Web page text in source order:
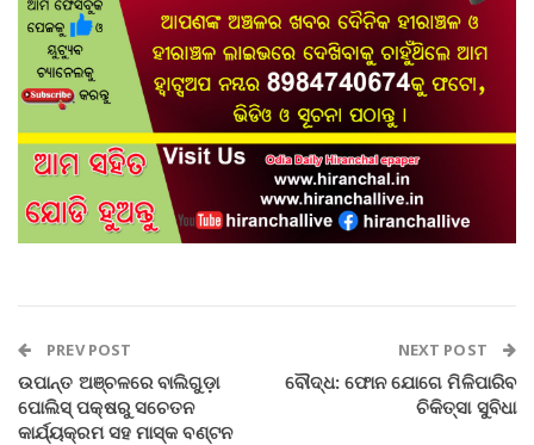
PREV POST
ଉପାନ୍ତ ଅଞ୍ଚଳରେ ବାଲିଗୁଡ଼ା
ପୋଲିସ୍ ପକ୍ଷରୁ ସଚେତନ
କାର୍ଯ୍ୟକ୍ରମ ସହ ମାସ୍କ ବଣ୍ଟନ
NEXT POST
ବୌଦ୍ଧ: ଫୋନ ଯୋଗେ ମିଳିପାରିବ
ଚିକିତ୍ସା ସୁବିଧା